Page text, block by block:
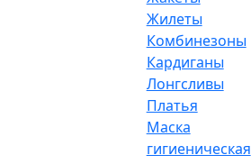
Жилеты
Комбинезоны
Кардиганы
Лонгсливы
Платья
Маска
гигиеническая